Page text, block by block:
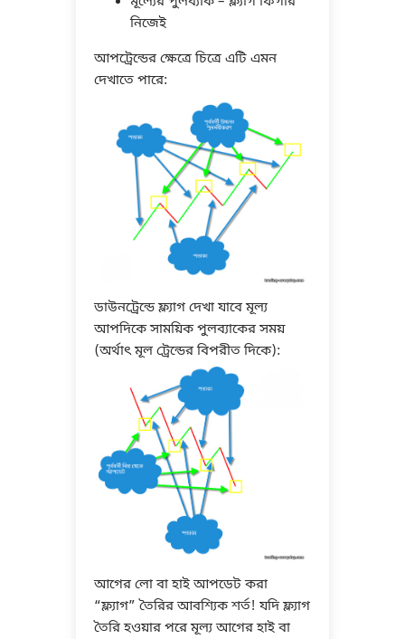
নিজেই
আপট্রেন্ডের ক্ষেত্রে চিত্রে এটি এমন
দেখাতে পারে:
ডাউনট্রেন্ডে ফ্ল্যাগ দেখা যাবে মূল্য
আপদিকে সাময়িক পুলব্যাকের সময়
(অর্থাৎ মূল ট্রেন্ডের বিপরীত দিকে):
আগের লো বা হাই আপডেট করা
“ফ্ল্যাগ” তৈরির আবশ্যিক শর্ত! যদি ফ্ল্যাগ
তৈরি হওয়ার পরে মূল্য আগের হাই বা